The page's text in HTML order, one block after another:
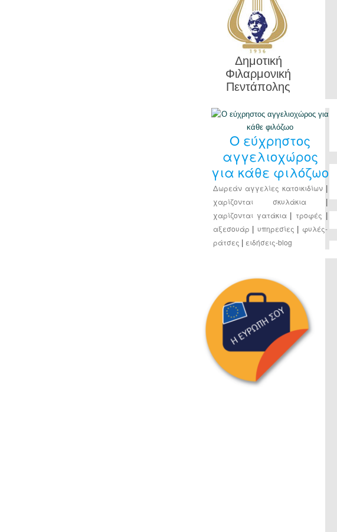
Δημοτική
Φιλαρμονική
Πεντάπολης
Ο εύχρηστος
αγγελιοχώρος
για κάθε φιλόζωο
Δωρεάν αγγελίες κατοικιδίων
χαρίζονται σκυλάκια
χαρίζονται γατάκια τροφές
αξεσουάρ υπηρεσίες
φυλές-
ράτσες
ειδήσεις-blog